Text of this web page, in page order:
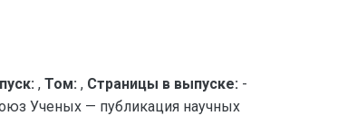
, Том: , Страницы в выпуске: -
Ученых — публикация научных